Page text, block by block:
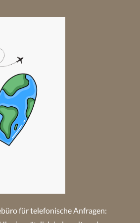
für telefonische Anfragen: